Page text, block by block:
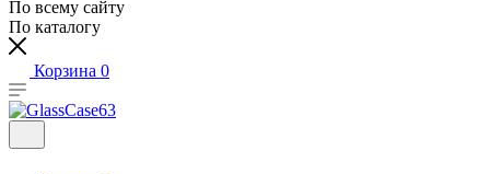
По всему сайту
По каталогу
Корзина 0